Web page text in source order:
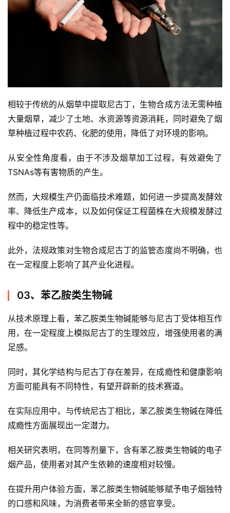
电
一
性
电
子
电
烟
评
测
通
配
国
标
系
列
相较于传统的从烟草中提取尼古丁，生物合成方法无需种植
大量烟草，减少了土地、水资源等资源消耗，同时避免了烟
草种植过程中农药、化肥的使用，降低了对环境的影响。
从安全性角度看，由于不涉及烟草加工过程，有效避免了
TSNAs等有害物质的产生。
然而，大规模生产仍面临技术难题，如何进一步提高发酵效
率、降低生产成本，以及如何保证工程菌株在大规模发酵过
程中的稳定性等。
此外，法规政策对生物合成尼古丁的监管态度尚不明确，也
在一定程度上影响了其产业化进程。
03、苯乙胺类生物碱
从技术原理上看，苯乙胺类生物碱能够与尼古丁受体相互作
用，在一定程度上模拟尼古丁的生理效应，增强使用者的满
足感。
同时，其化学结构与尼古丁存在差异，在成瘾性和健康影响
方面可能具有不同特性，有望开辟新的技术赛道。
在实际应用中，与传统尼古丁相比，苯乙胺类生物碱在降低
成瘾性方面展现出一定潜力。
相关研究表明，在同等剂量下，含有苯乙胺类生物碱的电子
烟产品，使用者对其产生依赖的速度相对较慢。
在提升用户体验方面，苯乙胺类生物碱能够赋予电子烟独特
的口感和风味，为消费者带来全新的感官享受。